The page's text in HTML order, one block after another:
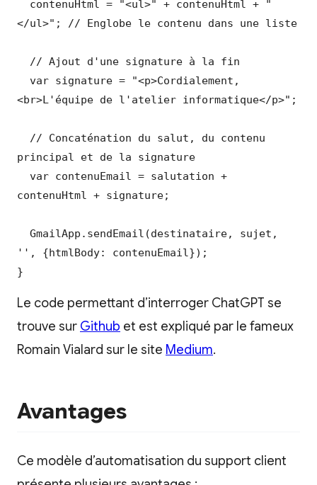
</ul>"; // Englobe le contenu dans une liste
<br>L'équipe de l'atelier informatique</p>";
principal et de la signature
contenuHtml + signature;
'', {htmlBody: contenuEmail});
}
Le code permettant d’interroger ChatGPT se
trouve sur Github et est expliqué par le fameux
Romain Vialard sur le site Medium.
Avantages
Ce modèle d’automatisation du support client